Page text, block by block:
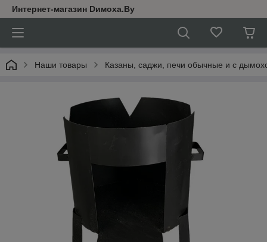
Интернет-магазин Dимoхa.By
Наши товары Казаны, саджи, печи обычные и с